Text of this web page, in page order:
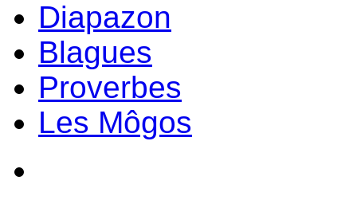
Diapazon
Blagues
Proverbes
Les Môgos